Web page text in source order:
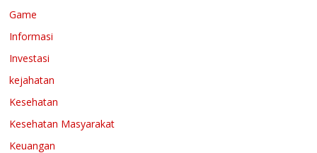
Game
Informasi
Investasi
kejahatan
Kesehatan
Kesehatan Masyarakat
Keuangan